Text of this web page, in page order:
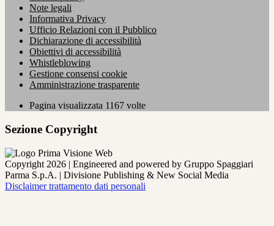
Note legali
Informativa Privacy
Ufficio Relazioni con il Pubblico
Dichiarazione di accessibilità
Obiettivi di accessibilità
Whistleblowing
Gestione consensi cookie
Amministrazione trasparente
Pagina visualizzata 1167 volte
Sezione Copyright
Copyright 2026 | Engineered and powered by Gruppo Spaggiari
Parma S.p.A. | Divisione Publishing & New Social Media
Disclaimer trattamento dati personali